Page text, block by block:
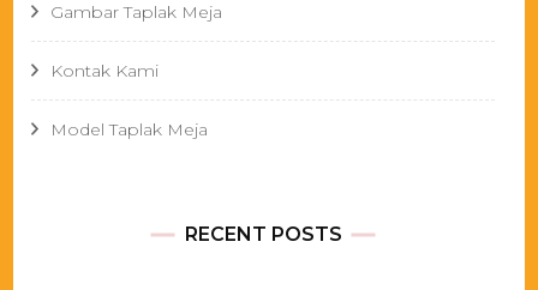
Gambar Taplak Meja
Kontak Kami
Model Taplak Meja
RECENT POSTS